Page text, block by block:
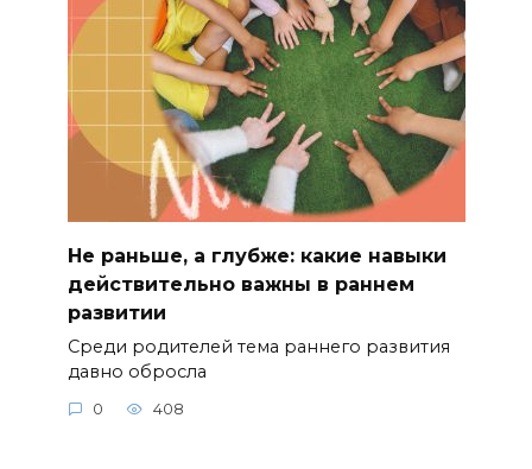
Не раньше, а глубже: какие навыки
действительно важны в раннем
развитии
Среди родителей тема раннего развития
давно обросла
0 408